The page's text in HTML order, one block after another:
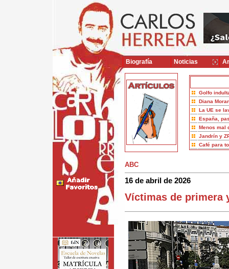
Golfo
Diana
La UE se
España,
Menos mal
Jandrín y
Café para
ABC
16 de abril de 2026
Víctimas de primera
Biografía Noticias